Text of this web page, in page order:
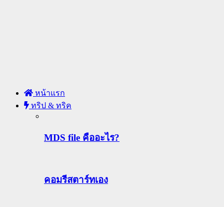
หน้าแรก
ทริป & ทริค
MDS file คืออะไร?
คอมรีสตาร์ทเอง